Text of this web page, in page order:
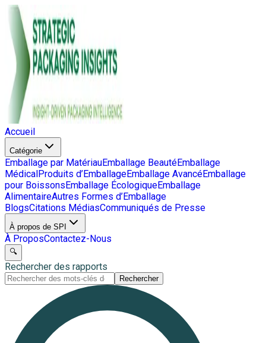
Accueil
Catégorie
Emballage par MatériauEmballage BeautéEmballage
MédicalProduits d’EmballageEmballage AvancéEmballage
pour BoissonsEmballage ÉcologiqueEmballage
AlimentaireAutres Formes d’Emballage
BlogsCitations MédiasCommuniqués de Presse
À propos de SPI
À ProposContactez-Nous
🔍
Rechercher des rapports
Rechercher